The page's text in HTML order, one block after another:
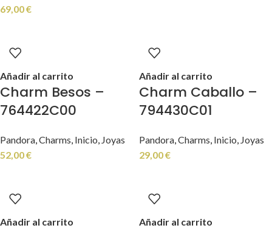
69,00€
Añadir al carrito
Charm Besos –
764422C00
Pandora,Charms, Inicio, Joyas
52,00€
Añadir al carrito
Charm Caballo –
794430C01
Pandora,Charms, Inicio, Joyas
29,00€
Añadir al carrito Añadir al carrito